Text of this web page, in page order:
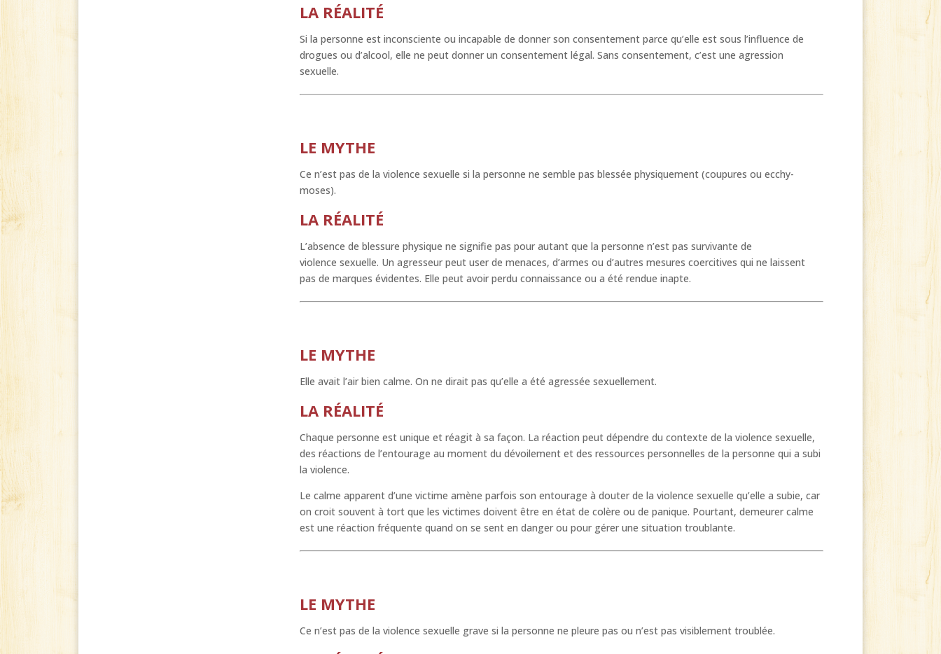
LA RÉALITÉ
Si la personne est inconsciente ou incapable de donner son consentement parce qu’elle est sous l’influence de
drogues ou d’alcool, elle ne peut donner un consentement légal. Sans consentement, c’est une agression
sexuelle.
LE MYTHE
Ce n’est pas de la violence sexuelle si la personne ne semble pas blessée physiquement (coupures ou ecchy-
moses).
LA RÉALITÉ
L’absence de blessure physique ne signifie pas pour autant que la personne n’est pas survivante de
violence sexuelle. Un agresseur peut user de menaces, d’armes ou d’autres mesures coercitives qui ne laissent
pas de marques évidentes. Elle peut avoir perdu connaissance ou a été rendue inapte.
LE MYTHE
Elle avait l’air bien calme. On ne dirait pas qu’elle a été agressée sexuellement.
LA RÉALITÉ
Chaque personne est unique et réagit à sa façon. La réaction peut dépendre du contexte de la violence sexuelle,
des réactions de l’entourage au moment du dévoilement et des ressources personnelles de la personne qui a subi
la violence.
Le calme apparent d’une victime amène parfois son entourage à douter de la violence sexuelle qu’elle a subie, car
on croit souvent à tort que les victimes doivent être en état de colère ou de panique. Pourtant, demeurer calme
est une réaction fréquente quand on se sent en danger ou pour gérer une situation troublante.
LE MYTHE
Ce n’est pas de la violence sexuelle grave si la personne ne pleure pas ou n’est pas visiblement troublée.